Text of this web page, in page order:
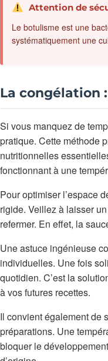
Attention de
Le botulisme est une
systématiquement une
La congélation
Si vous manquez de
pratique. Cette méthode
nutritionnelles
fonctionnant à une
Pour optimiser l’espace
rigide. Veillez à laisser
refermer. En effet, la
Une astuce ingénieuse
individuelles. Une fois
quotidien. C’est la
à vos futures recettes.
Il convient également de
préparations. Une
bloquer le